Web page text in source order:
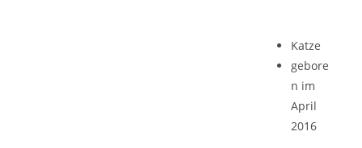
Katze
gebore
n im
April
2016